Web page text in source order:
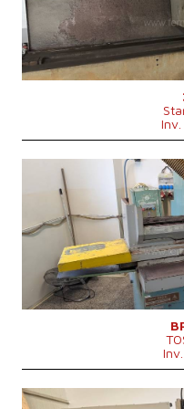
Max. výška obrobku
550
Uložení vřetene brusky
Hmotnost stroje
15500
Rozměry d x š x v
Rok výroby:
Řídící systém
Max. délka broušení
Max. šířka broušení
Max. výška obrobku
Uložení vřetene brusky
Výkon hlavního
Celkový příkon
Rozměry d x š x v
Rok výroby: